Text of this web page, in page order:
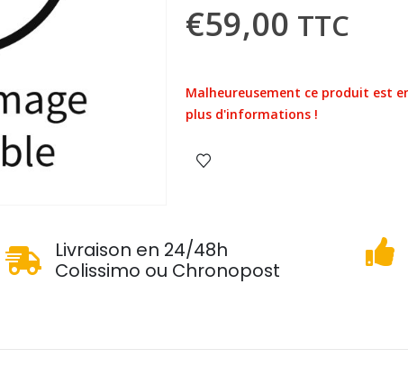
€59,00 TTC
Malheureusement ce produit est
plus d'informations !
Livraison en 24/48h
Colissimo ou Chronopost